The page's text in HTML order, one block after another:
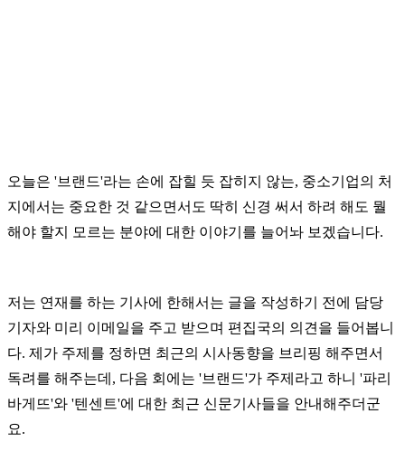
오늘은 '브랜드'라는 손에 잡힐 듯 잡히지 않는, 중소기업의 처
지에서는 중요한 것 같으면서도 딱히 신경 써서 하려 해도 뭘
해야 할지 모르는 분야에 대한 이야기를 늘어놔 보겠습니다.
저는 연재를 하는 기사에 한해서는 글을 작성하기 전에 담당
기자와 미리 이메일을 주고 받으며 편집국의 의견을 들어봅니
다. 제가 주제를 정하면 최근의 시사동향을 브리핑 해주면서
독려를 해주는데, 다음 회에는 '브랜드'가 주제라고 하니 '파리
바게뜨'와 '텐센트'에 대한 최근 신문기사들을 안내해주더군
요.